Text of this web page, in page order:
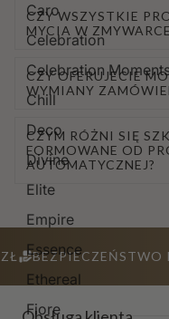
Caro
Celebration
Celebration
Chill
Deco
Divine
Elite
Empire
Essence
Ethereal
Fiore
CZY WSZYSTKIE
MYCIA W
CZY OFERUJECIE
WYMIANY
CZYM RÓŻNI SIĘ
FORMOWANE OD
AUTOMATYCZNEJ?
BEZPIECZEŃSTWO